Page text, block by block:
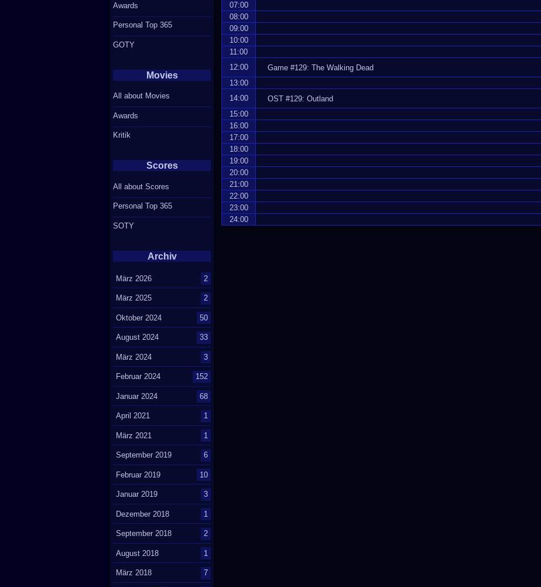
07:00
08:00
09:00
10:00
11:00
12:00
Game #129: The Walking Dead
13:00
14:00
OST #129: Outland
15:00
16:00
17:00
18:00
19:00
20:00
21:00
22:00
23:00
24:00
Awards
Personal Top 365
GOTY
Movies
All about Movies
Awards
Kritik
Scores
All about Scores
Personal Top 365
SOTY
Archiv
März 2026 2
März 2025 2
Oktober 2024 50
August 2024 33
März 2024 3
Februar 2024 152
Januar 2024 68
April 2021 1
März 2021 1
September 2019 6
Februar 2019 10
Januar 2019 3
Dezember 2018 1
September 2018 2
August 2018 1
März 2018 7